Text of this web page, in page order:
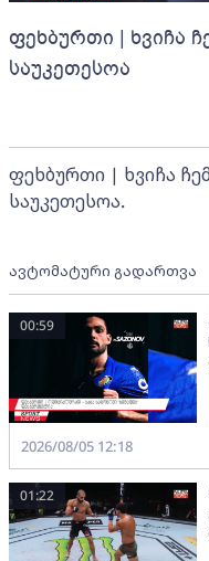
ფეხბურთი | ხვიჩა
საუკეთესოა
ფეხბურთი | ხვიჩა
საუკეთესოა.
ავტომატური გადართვა
00:59
2026/08/05 12:18
01:22